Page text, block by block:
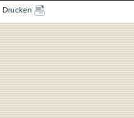
Drucken